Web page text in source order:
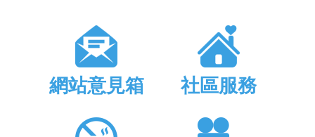
網站意見箱 社區服務